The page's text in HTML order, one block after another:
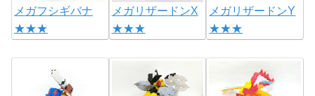
メガフシギバナ
★★★
メガリザードンX
★★★
メガリザードンY
★★★